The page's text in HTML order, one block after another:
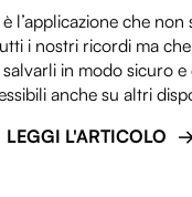
l’applicazione che non
i nostri ricordi ma
in modo sicuro
anche su altri
LEGGI L'ARTICOLO